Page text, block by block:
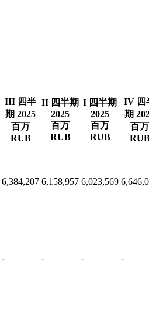
III 四半
期 2025
百万
RUB
II 四半期
2025
百万
RUB
I 四半期
2025
百万
RUB
IV 四
期
百万
6,384,207 6,158,957 6,023,569
- - - -